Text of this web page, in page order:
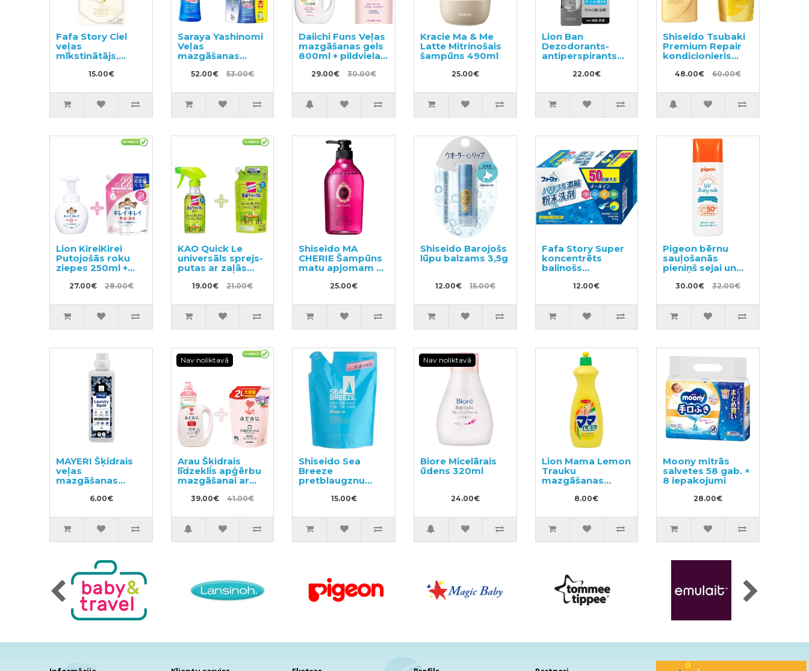
Fafa Story Ciel
veļas
mīkstinātājs,
pildviela 500ml
15.00€
Saraya Yashinomi
Veļas
mazgāšanas
šķidrums 520ml +
pildviela 1380ml
52.00€ 53.00€
Daiichi Funs Veļas
mazgāšanas gels
800ml + pildviela
29.00€ 30.00€
Kracie Ma & Me
Latte Mitrinošais
šampūns 490ml
25.00€
Lion Ban
Dezodorants-
antiperspirants
22.00€
Shiseido Tsubaki
Premium Repair
kondicionieris
490ml + pildviela
660ml
48.00€ 60.00€
Lion KireiKirei
Putojošās roku
ziepes 250ml +
pildviela 450ml
27.00€ 28.00€
KAO Quick Le
universāls sprejs-
putas ar zaļās
tējas aromātu
300ml + pildviela
19.00€ 21.00€
Shiseido MA
CHERIE Šampūns
matu apjomam ar
ziedu-augļu
aromātu 450ml
25.00€
Shiseido Barojošs
lūpu balzams 3,5g
12.00€ 15.00€
Fafa Story Super
koncentrēts
balinošs
mazgāšanas
pulveris 500g
12.00€
Pigeon bērnu
sauļošanās
pieniņš sejai un
ķermenim UV
SPF50 50g
30.00€ 32.00€
MAYERI Šķidrais
veļas
mazgāšanas
līdzeklis melnām
drēbēm 1l
6.00€
Nav noliktavā
Arau Šķidrais
līdzeklis apģērbu
mazgāšanai ar
pievienoto
piparmētras
ekstraktu 1200ml
39.00€ 41.00€
Shiseido Sea
Breeze
pretblaugznu
šampūns un
kondicionieris divi
pildviela 400ml
15.00€
Nav noliktavā
Biore Micelārais
ūdens 320ml
24.00€
Lion Mama Lemon
Trauku
mazgāšanas
līdzeklis 800ml
8.00€
Moony mitrās
salvetes 58 gab. ×
8 iepakojumi
28.00€